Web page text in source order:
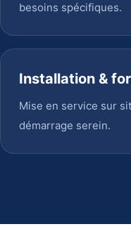
besoins spécifiques.
Installation &
Mise en service sur
démarrage serein.